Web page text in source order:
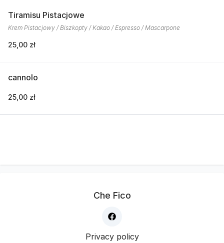
Tiramisu Pistacjowe
Krem Pistacjowy / Biszkopty / Kakao / Espresso / Mascarpone
25,00 zł
cannolo
25,00 zł
Che Fico
Privacy policy